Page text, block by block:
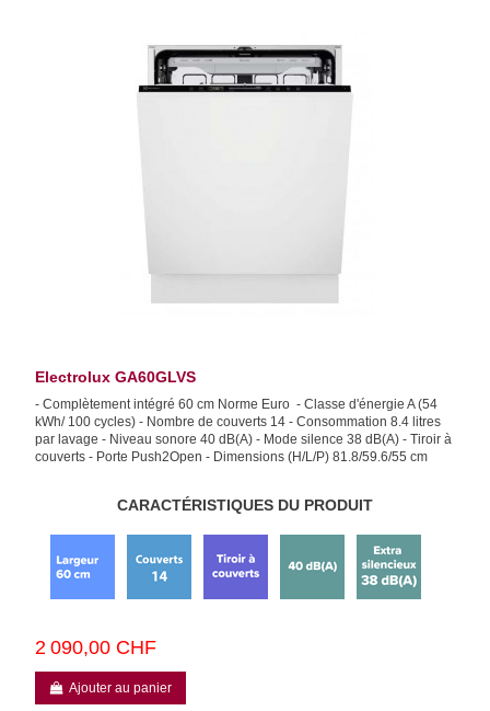
Electrolux GA60GLVS
- Complètement intégré 60 cm Norme Euro - Classe d'énergie A (54
kWh/ 100 cycles) - Nombre de couverts 14 - Consommation 8.4 litres
par lavage - Niveau sonore 40 dB(A) - Mode silence 38 dB(A) - Tiroir à
couverts - Porte Push2Open - Dimensions (H/L/P) 81.8/59.6/55 cm
CARACTÉRISTIQUES DU PRODUIT
2 090,00 CHF
Ajouter au panier